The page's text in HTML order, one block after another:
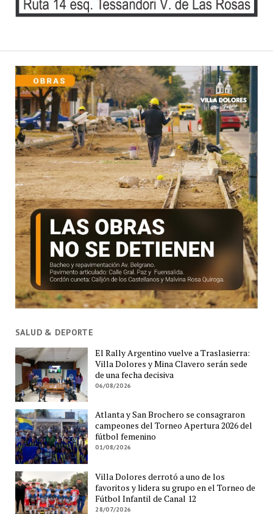
SALUD & DEPORTE
El Rally Argentino vuelve a Traslasierra:
Villa Dolores y Mina Clavero serán sede
de una fecha decisiva
06/08/2026
Atlanta y San Brochero se consagraron
campeones del Torneo Apertura 2026 del
fútbol femenino
01/08/2026
Villa Dolores derrotó a uno de los
favoritos y lidera su grupo en el Torneo de
Fútbol Infantil de Canal 12
28/07/2026